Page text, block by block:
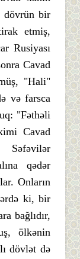
dövrün bir
etmiş,
Rusiyası
Cavad
"Hali"
və farsca
"Fəthəli
Cavad
Səfəvilər
qədər
Onların
ki, bir
bağlıdır,
ölkənin
dövlət də